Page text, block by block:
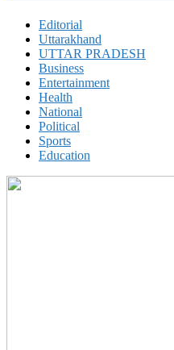
Editorial
Uttarakhand
UTTAR PRADESH
Business
Entertainment
Health
National
Political
Sports
Education